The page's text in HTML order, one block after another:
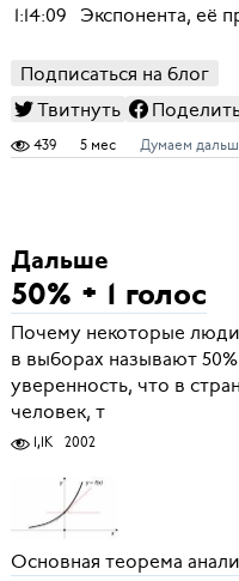
1:14:09 Экспонента, её
Подписаться на блог
Твитнуть
439 5 мес Думаем
Дальше
50% + 1 голос
Почему некоторые
в выборах называют 50%
уверенность, что в
человек, т
1,1K 2002
Основная теорема